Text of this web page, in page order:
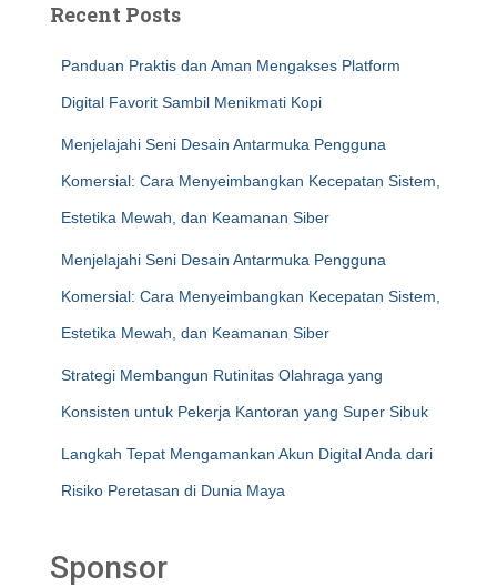
Recent Posts
Panduan Praktis dan Aman Mengakses Platform
Digital Favorit Sambil Menikmati Kopi
Menjelajahi Seni Desain Antarmuka Pengguna
Komersial: Cara Menyeimbangkan Kecepatan Sistem,
Estetika Mewah, dan Keamanan Siber
Menjelajahi Seni Desain Antarmuka Pengguna
Komersial: Cara Menyeimbangkan Kecepatan Sistem,
Estetika Mewah, dan Keamanan Siber
Strategi Membangun Rutinitas Olahraga yang
Konsisten untuk Pekerja Kantoran yang Super Sibuk
Langkah Tepat Mengamankan Akun Digital Anda dari
Risiko Peretasan di Dunia Maya
Sponsor